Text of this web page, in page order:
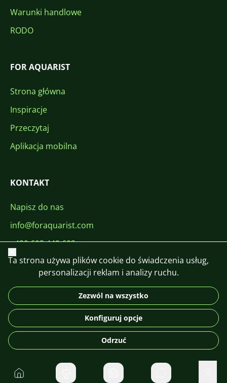
Warunki handlowe
RODO
FOR AQUARIST
Strona główna
Inspiracje
Przeczytaj
Aplikacja mobilna
KONTAKT
Napisz do nas
info@foraquarist.com
+420 603 449 602
DE
© 2026 For Aquarist
Do domu Prywatne
Zamknij
Ta strona używa plików cookie do świadczenia usług,
personalizacji reklam i analizy ruchu.
Zezwól na wszystko
Konfiguruj opcje
Odrzuć